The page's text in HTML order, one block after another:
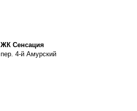
ЖК Сенсация
пер. 4-й Амурский